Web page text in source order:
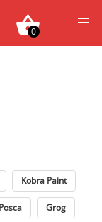
0
Kobra Paint
Posca Grog